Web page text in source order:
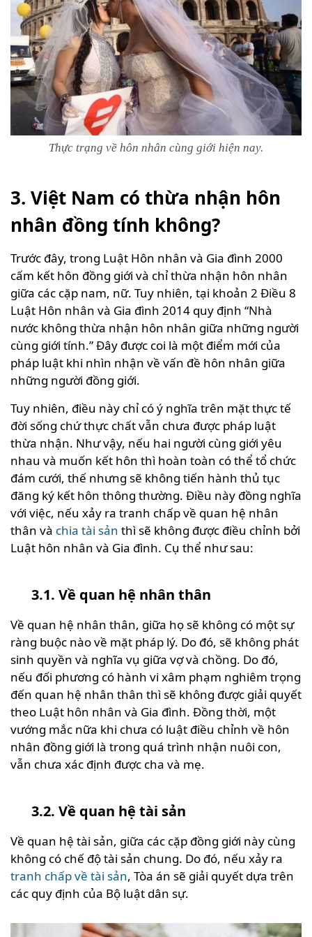
Thực trạng về hôn nhân cùng giới hiện nay.
3. Việt Nam có thừa nhận hôn
nhân đồng tính không?
Trước đây, trong Luật Hôn nhân và Gia đình 2000
cấm kết hôn đồng giới và chỉ thừa nhận hôn nhân
giữa các cặp nam, nữ. Tuy nhiên, tại khoản 2 Điều 8
Luật Hôn nhân và Gia đình 2014 quy định “Nhà
nước không thừa nhận hôn nhân giữa những người
cùng giới tính.” Đây được coi là một điểm mới của
pháp luật khi nhìn nhận về vấn đề hôn nhân giữa
những người đồng giới.
Tuy nhiên, điều này chỉ có ý nghĩa trên mặt thực tế
đời sống chứ thực chất vẫn chưa được pháp luật
thừa nhận. Như vậy, nếu hai người cùng giới yêu
nhau và muốn kết hôn thì hoàn toàn có thể tổ chức
đám cưới, thế nhưng sẽ không tiến hành thủ tục
đăng ký kết hôn thông thường. Điều này đồng nghĩa
với việc, nếu xảy ra tranh chấp về quan hệ nhân
thân và chia tài sản thì sẽ không được điều chỉnh bởi
Luật hôn nhân và Gia đình. Cụ thể như sau:
3.1. Về quan hệ nhân thân
Về quan hệ nhân thân, giữa họ sẽ không có một sự
ràng buộc nào về mặt pháp lý. Do đó, sẽ không phát
sinh quyền và nghĩa vụ giữa vợ và chồng. Do đó,
nếu đối phương có hành vi xâm phạm nghiêm trọng
đến quan hệ nhân thân thì sẽ không được giải quyết
theo Luật hôn nhân và Gia đình. Đồng thời, một
vướng mắc nữa khi chưa có luật điều chỉnh về hôn
nhân đồng giới là trong quá trình nhận nuôi con,
vẫn chưa xác định được cha và mẹ.
3.2. Về quan hệ tài sản
Về quan hệ tài sản, giữa các cặp đồng giới này cùng
không có chế độ tài sản chung. Do đó, nếu xảy ra
tranh chấp về tài sản, Tòa án sẽ giải quyết dựa trên
các quy định của Bộ luật dân sự.